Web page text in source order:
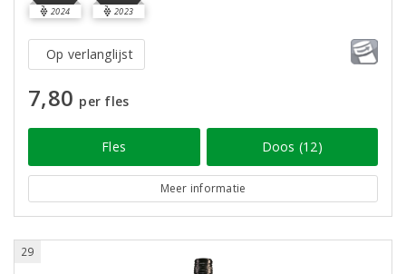
2024 2023
Op verlanglijst
7,80 per fles
Fles Doos (12)
Meer informatie
29